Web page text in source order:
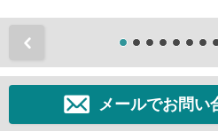
メールでお問い